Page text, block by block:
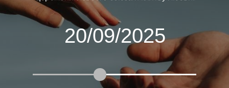
20/09/2025